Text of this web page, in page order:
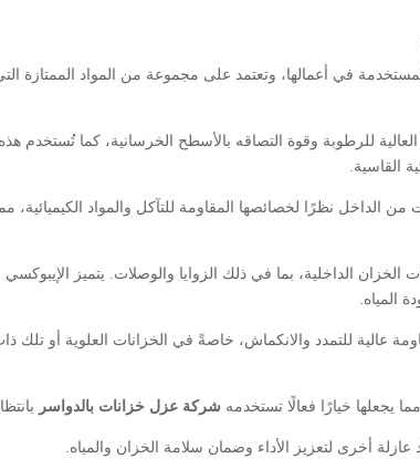
المستخدمة في أعمالها، وتعتمد على مجموعة من المواد الممتازة
للرطوبة وقوة التصاقه بالأسطح الخرسانية، كما تُستخدم هذه
القاسية.
من الداخل نظرًا لخصائصها المقاومة للتآكل والمواد الكيميائية،
الداخلية، بما في ذلك الزوايا والوصلات. يتميز الإيبوكسي
المياه.
عالية للتمدد والانكماش، خاصةً في الخزانات العلوية أو تلك
يجعلها خيارًا فعالًا تستخدمه شركة عزل خزانات بالدواسر
أخرى لتعزيز الأداء وضمان سلامة الخزان والمياه.